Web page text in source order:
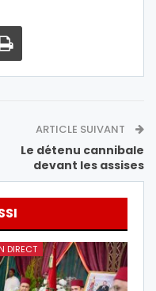
ARTICLE SUIVANT
Le détenu cannibale
devant les assises
DIRECT